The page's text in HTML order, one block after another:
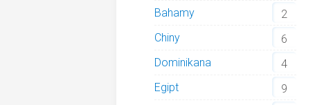
Bahamy
2
Chiny
6
Dominikana
4
Egipt
9